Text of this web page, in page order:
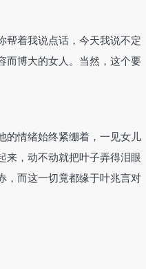
帮着我说点话，今天我说不定
而博大的女人。当然，这个要
的情绪始终紧绷着，一见女儿
来，动不动就把叶子弄得泪眼
，而这一切竟都缘于叶兆言对